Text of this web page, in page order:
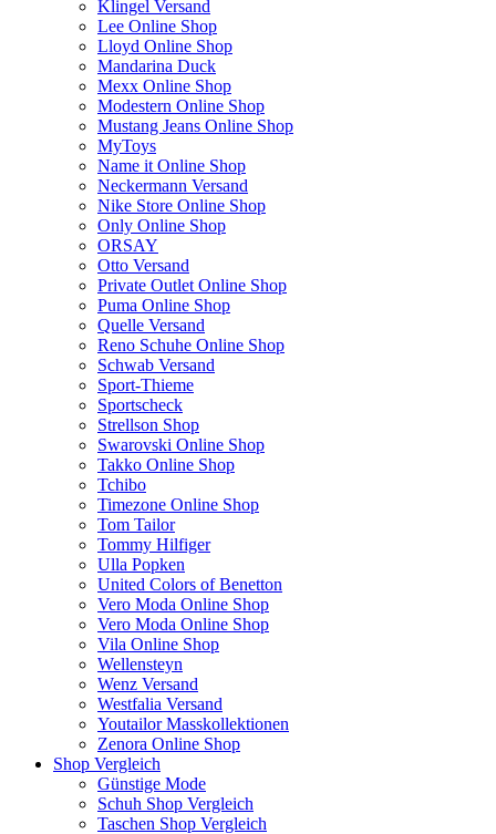
Klingel Versand
Lee Online Shop
Lloyd Online Shop
Mandarina Duck
Mexx Online Shop
Modestern Online Shop
Mustang Jeans Online Shop
MyToys
Name it Online Shop
Neckermann Versand
Nike Store Online Shop
Only Online Shop
ORSAY
Otto Versand
Private Outlet Online Shop
Puma Online Shop
Quelle Versand
Reno Schuhe Online Shop
Schwab Versand
Sport-Thieme
Sportscheck
Strellson Shop
Swarovski Online Shop
Takko Online Shop
Tchibo
Timezone Online Shop
Tom Tailor
Tommy Hilfiger
Ulla Popken
United Colors of Benetton
Vero Moda Online Shop
Vero Moda Online Shop
Vila Online Shop
Wellensteyn
Wenz Versand
Westfalia Versand
Youtailor Masskollektionen
Zenora Online Shop
Shop Vergleich
Günstige Mode
Schuh Shop Vergleich
Taschen Shop Vergleich